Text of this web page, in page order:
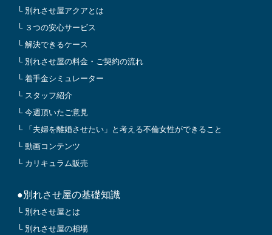
└ 別れさせ屋アクアとは
└ ３つの安心サービス
└ 解決できるケース
└ 別れさせ屋の料金・ご契約の流れ
└ 着手金シミュレーター
└ スタッフ紹介
└ 今週頂いたご意見
└ 「夫婦を離婚させたい」と考える不倫女性ができること
└ 動画コンテンツ
└ カリキュラム販売
●別れさせ屋の基礎知識
└ 別れさせ屋とは
└ 別れさせ屋の相場